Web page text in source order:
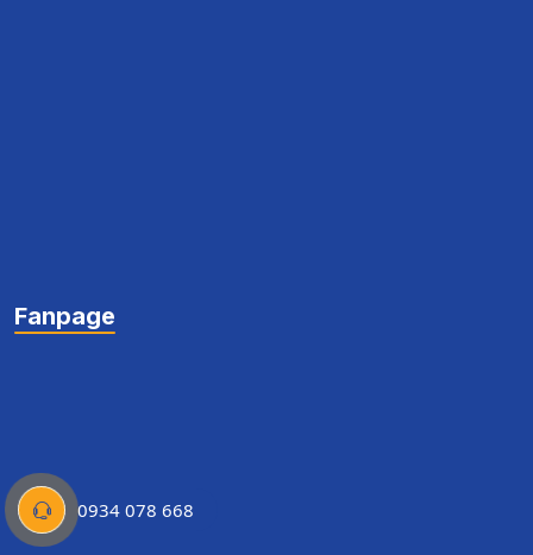
Fanpage
0934 078 668